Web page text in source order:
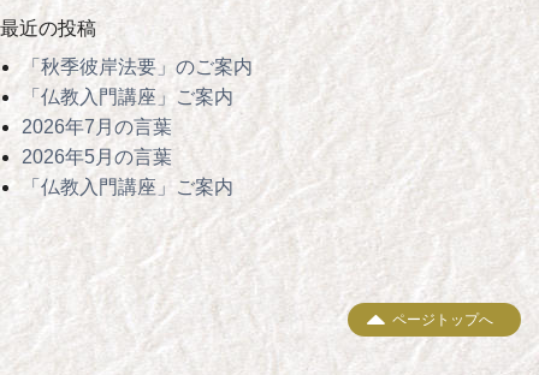
最近の投稿
「秋季彼岸法要」のご案内
「仏教入門講座」ご案内
2026年7月の言葉
2026年5月の言葉
「仏教入門講座」ご案内
ページトップへ